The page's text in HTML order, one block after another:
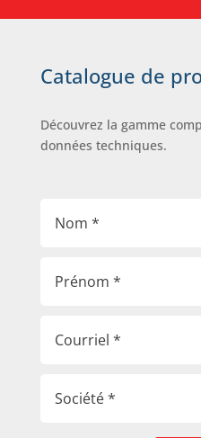
Catalogue de
Découvrez la gamme
données techniques.